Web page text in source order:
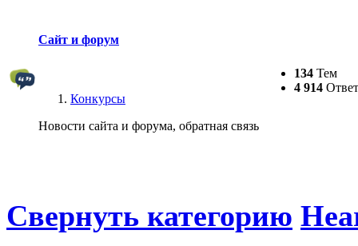
Сайт и форум
Конкурсы
Новости сайта и форума, обратная связь
134 Тем
4 914
Свернуть категорию